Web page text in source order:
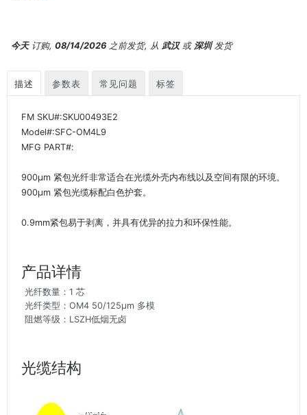
今天订购,08/14/2026 之前发货, 从武汉或 深圳发货
描述 参数表 常见问题 标签
FM SKU#:SKU00493E2
Model#:SFC-OM4L9
MFG PART#:
900μm 紧包光纤非常适合在光缆外壳内布线以及空间有限的环境。
900μm 紧包光缆标配白色护套。
0.9mm紧包易于剥离，并具有优异的拉力和环保性能。
产品详情
光纤数量：1 芯
光纤类型：OM4 50/125μm 多模
阻燃等级：LSZH低烟无卤
光缆结构